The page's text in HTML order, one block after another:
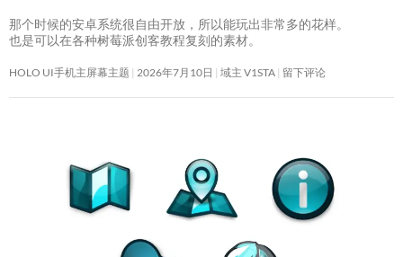
那个时候的安卓系统很自由开放，所以能玩出非常多的花样。
也是可以在各种树莓派创客教程复刻的素材。
HOLO UI手机主屏幕主题 2026年7月10日 域主 V1STA 留下评论